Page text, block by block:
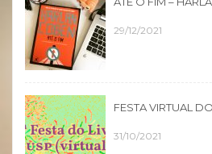
29/12/2021
FESTA VIRTUAL
31/10/2021